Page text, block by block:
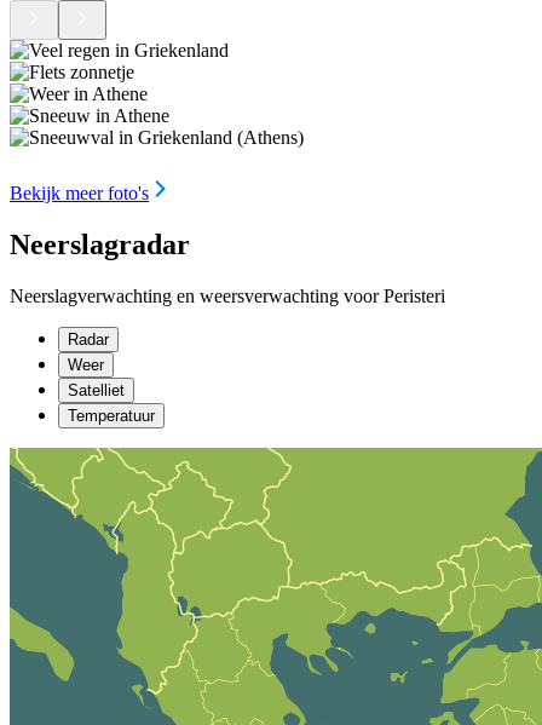
Bekijk meer foto's
Neerslagradar
Neerslagverwachting en weersverwachting voor Peristeri
Radar
Weer
Satelliet
Temperatuur